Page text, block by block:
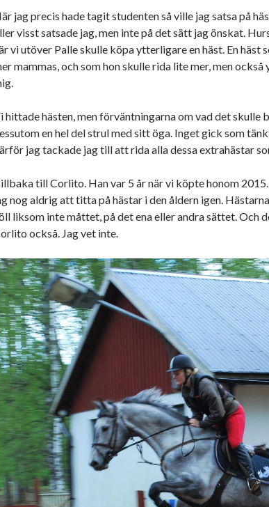
jag precis hade tagit studenten så ville jag satsa på
visst satsade jag, men inte på det sätt jag önskat.
vi utöver Palle skulle köpa ytterligare en häst. En häst
mammas, och som hon skulle rida lite mer, men
hittade hästen, men förväntningarna om vad det skulle
en hel del strul med sitt öga. Inget gick som
jag tackade jag till att rida alla dessa extrahästar
till Corlito. Han var 5 år när vi köpte honom
nog aldrig att titta på hästar i den åldern igen.
liksom inte måttet, på det ena eller andra sättet. Och
också. Jag vet inte.